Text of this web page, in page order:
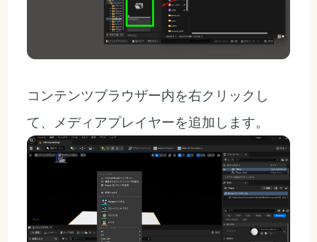
コンテンツブラウザー内を右クリックし
て、メディアプレイヤーを追加します。